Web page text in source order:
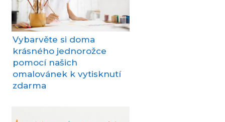
Vybarvěte si doma
krásného jednorožce
pomocí našich
omalovánek k vytisknutí
zdarma